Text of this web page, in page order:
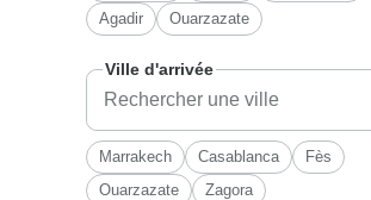
Agadir
Ouarzazate
Ville d'arrivée
Marrakech Casablanca
Fès
Ouarzazate
Zagora